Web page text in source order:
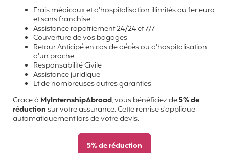
Frais médicaux et d'hospitalisation illimités au 1er euro
et sans franchise
Assistance rapatriement 24/24 et 7/7
Couverture de vos bagages
Retour Anticipé en cas de décès ou d'hospitalisation
d'un proche
Responsabilité Civile
Assistance juridique
Et de nombreuses autres garanties
Grace à MyInternshipAbroad, vous bénéficiez de5% de
réductionsur votre assurance. Cette remise s'applique
automatiquement lors de votre devis.
5% de réduction